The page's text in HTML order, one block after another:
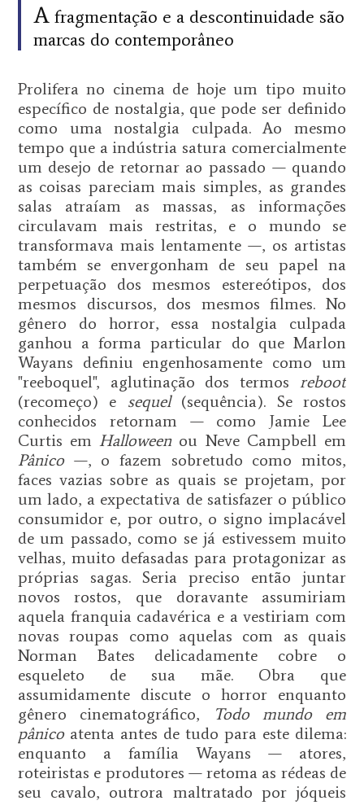
Afragmentação e a descontinuidade são
marcas do contemporâneo
Prolifera no cinema de hoje um tipo muito
específico de nostalgia, que pode ser definido
como uma nostalgia culpada. Ao mesmo
tempo que a indústria satura comercialmente
um desejo de retornar ao passado — quando
as coisas pareciam mais simples, as grandes
salas atraíam as massas, as informações
circulavam mais restritas, e o mundo se
transformava mais lentamente —, os artistas
também se envergonham de seu papel na
perpetuação dos mesmos estereótipos, dos
mesmos discursos, dos mesmos filmes. No
gênero do horror, essa nostalgia culpada
ganhou a forma particular do que Marlon
Wayans definiu engenhosamente como um
"reeboquel", aglutinação dos termosreboot
(recomeço) e sequel(sequência). Se rostos
conhecidos retornam — como Jamie Lee
Curtis emHalloweenou Neve Campbell em
Pânico—, o fazem sobretudo como mitos,
faces vazias sobre as quais se projetam, por
um lado, a expectativa de satisfazer o público
consumidor e, por outro, o signo implacável
de um passado, como se já estivessem muito
velhas, muito defasadas para protagonizar as
próprias sagas. Seria preciso então juntar
novos rostos, que doravante assumiriam
aquela franquia cadavérica e a vestiriam com
novas roupas como aquelas com as quais
Norman Bates delicadamente cobre o
esqueleto de sua mãe. Obra que
assumidamente discute o horror enquanto
gênero cinematográfico,
Todo mundo em
pânicoatenta antes de tudo para este dilema:
enquanto a família Wayans — atores,
roteiristas e produtores — retoma as rédeas de
seu cavalo, outrora maltratado por jóqueis